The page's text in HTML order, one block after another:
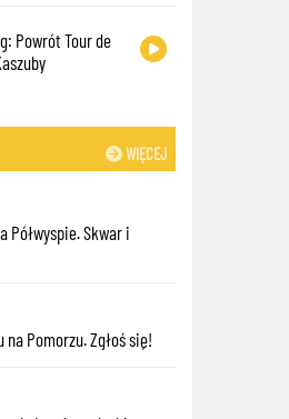
Powrót Tour de
WIĘCEJ
Półwyspie. Skwar i
na Pomorzu. Zgłoś się!